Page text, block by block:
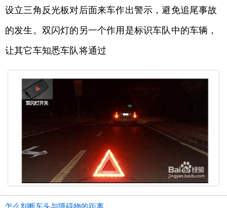
设立三角反光板对后面来车作出警示，避免追尾事故
的发生。双闪灯的另一个作用是标识车队中的车辆，
让其它车知悉车队将通过